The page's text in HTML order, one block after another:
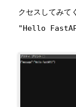
クセスしてみて
"Hello